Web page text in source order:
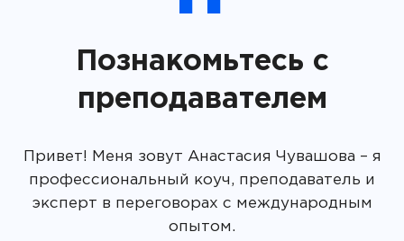
Познакомьтесь с
преподавателем
Привет! Меня зовут Анастасия Чувашова – я
профессиональный коуч, преподаватель и
эксперт в переговорах с международным
опытом.